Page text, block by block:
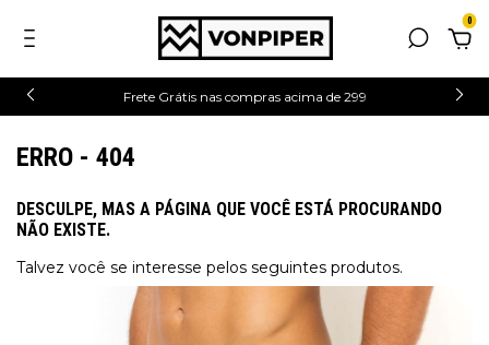
0
Frete Grátis nas compras acima de 299
ERRO - 404
DESCULPE, MAS A PÁGINA QUE VOCÊ ESTÁ PROCURANDO
NÃO EXISTE.
Talvez você se interesse pelos seguintes produtos.